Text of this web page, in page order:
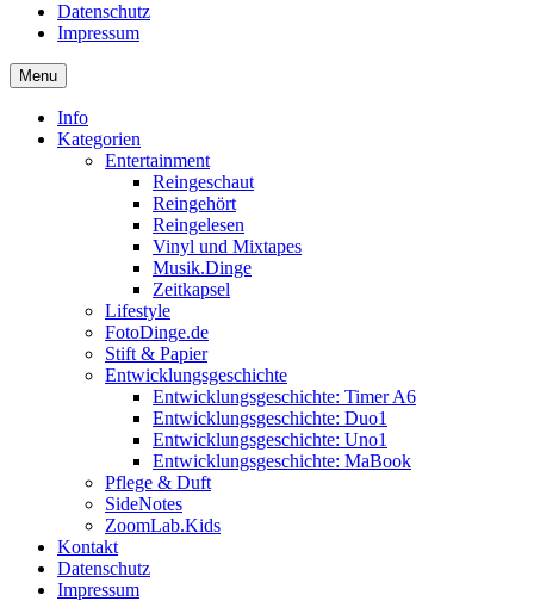
Datenschutz
Impressum
Menu
Info
Kategorien
Entertainment
Reingeschaut
Reingehört
Reingelesen
Vinyl und Mixtapes
Musik.Dinge
Zeitkapsel
Lifestyle
FotoDinge.de
Stift & Papier
Entwicklungsgeschichte
Entwicklungsgeschichte: Timer A6
Entwicklungsgeschichte: Duo1
Entwicklungsgeschichte: Uno1
Entwicklungsgeschichte: MaBook
Pflege & Duft
SideNotes
ZoomLab.Kids
Kontakt
Datenschutz
Impressum